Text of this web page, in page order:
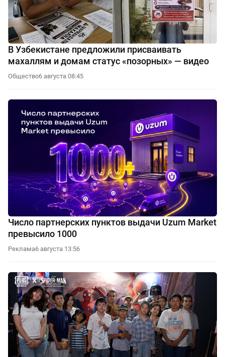
В Узбекистане предложили присваивать
махаллям и домам статус «позорных» — видео
Общество6 августа 08:45
Число партнерских пунктов выдачи Uzum Market
превысило 1000
Реклама6 августа 13:56